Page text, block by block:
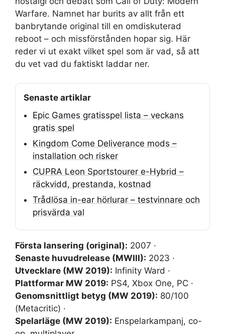
Warfare. Namnet har burits av allt från ett
banbrytande original till en omdiskuterad
reboot – och missförstånden hopar sig. Här
reder vi ut exakt vilket spel som är vad, så att
du vet vad du faktiskt laddar ner.
Senaste artiklar
Epic Games gratisspel lista – veckans
gratis spel
Kingdom Come Deliverance mods –
installation och risker
CUPRA Leon Sportstourer e-Hybrid –
räckvidd, prestanda, kostnad
Trådlösa in-ear hörlurar – testvinnare och
prisvärda val
Första lansering (original): 2007 ·
Senaste huvudrelease (MWIII): 2023 ·
Utvecklare (MW 2019): Infinity Ward ·
Plattformar MW 2019: PS4, Xbox One, PC ·
Genomsnittligt betyg (MW 2019): 80/100
(Metacritic) ·
Spelarläge (MW 2019): Enspelarkampanj, co-